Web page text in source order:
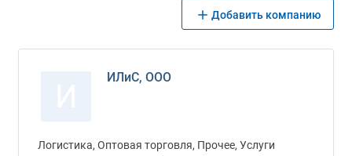
Добавить компанию
ИЛиС, ООО
Логистика, Оптовая торговля, Прочее, Услуги